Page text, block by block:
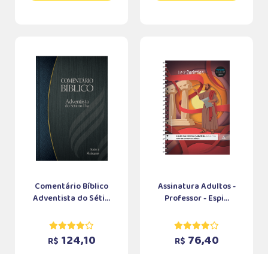
Comentário Bíblico
Adventista do Séti...
R$ 124,10
Assinatura Adultos -
Professor - Espi...
R$ 76,40